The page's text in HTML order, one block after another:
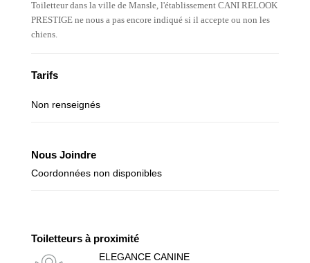
Toiletteur dans la ville de Mansle, l'établissement CANI RELOOK
PRESTIGE ne nous a pas encore indiqué si il accepte ou non les
chiens.
Tarifs
Non renseignés
Nous Joindre
Coordonnées non disponibles
Toiletteurs à proximité
ELEGANCE CANINE